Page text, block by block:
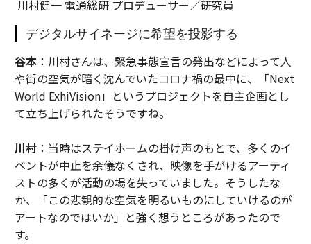
川村健一 電通総研 プロデューサー／研究員
デジタルサイネージに希望を投影する
谷本：川村さんは、緊急事態宣言の発出などによって人
や街の空気が暗く沈んでいたコロナ禍の最中に、「Next
World ExhiVision」というプロジェクトを自主企画とし
て立ち上げられたそうですね。
川村：当時はステイホームの掛け声のもとで、多くのイ
ベントが中止を余儀なくされ、映像を手がけるアーティ
ストの多くが活動の場を失っていました。そうしたな
か、「この悲観的な空気を明るいものにしていけるのが
アートなのではいか」と強く想うところがあったので
す。